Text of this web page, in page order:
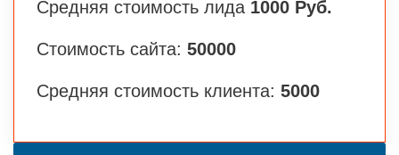
Средняя стоимость лида 1000 Руб.
Стоимость сайта: 50000
Средняя стоимость клиента: 5000